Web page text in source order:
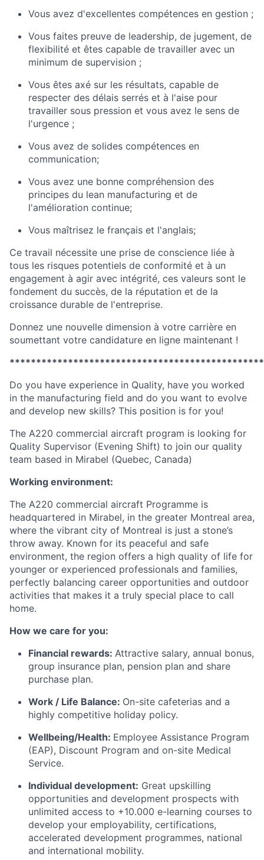
Vous avez d'excellentes compétences en gestion ;
Vous faites preuve de leadership, de jugement, de
flexibilité et êtes capable de travailler avec un
minimum de supervision ;
Vous êtes axé sur les résultats, capable de
respecter des délais serrés et à l'aise pour
travailler sous pression et vous avez le sens de
l'urgence ;
Vous avez de solides compétences en
communication;
Vous avez une bonne compréhension des
principes du lean manufacturing et de
l'amélioration continue;
Vous maîtrisez le français et l'anglais;
Ce travail nécessite une prise de conscience liée à
tous les risques potentiels de conformité et à un
engagement à agir avec intégrité, ces valeurs sont le
fondement du succès, de la réputation et de la
croissance durable de l'entreprise.
Donnez une nouvelle dimension à votre carrière en
soumettant votre candidature en ligne maintenant !
Do you have experience in Quality, have you worked
in the manufacturing field and do you want to evolve
and develop new skills? This position is for you!
The A220 commercial aircraft program is looking for
Quality Supervisor (Evening Shift) to join our quality
team based in Mirabel (Quebec, Canada)
Working environment:
The A220 commercial aircraft Programme is
headquartered in Mirabel, in the greater Montreal area,
where the vibrant city of Montreal is just a stone’s
throw away. Known for its peaceful and safe
environment, the region offers a high quality of life for
younger or experienced professionals and families,
perfectly balancing career opportunities and outdoor
activities that makes it a truly special place to call
home.
How we care for you:
Financial rewards: Attractive salary, annual bonus,
group insurance plan, pension plan and share
purchase plan.
Work / Life Balance: On-site cafeterias and a
highly competitive holiday policy.
Wellbeing/Health: Employee Assistance Program
(EAP), Discount Program and on-site Medical
Service.
Individual development: Great upskilling
opportunities and development prospects with
unlimited access to +10.000 e-learning courses to
develop your employability, certifications,
accelerated development programmes, national
and international mobility.